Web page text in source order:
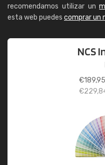
recomendamos utilizar un
esta web puedes comprar un
NCS
€189,95
€